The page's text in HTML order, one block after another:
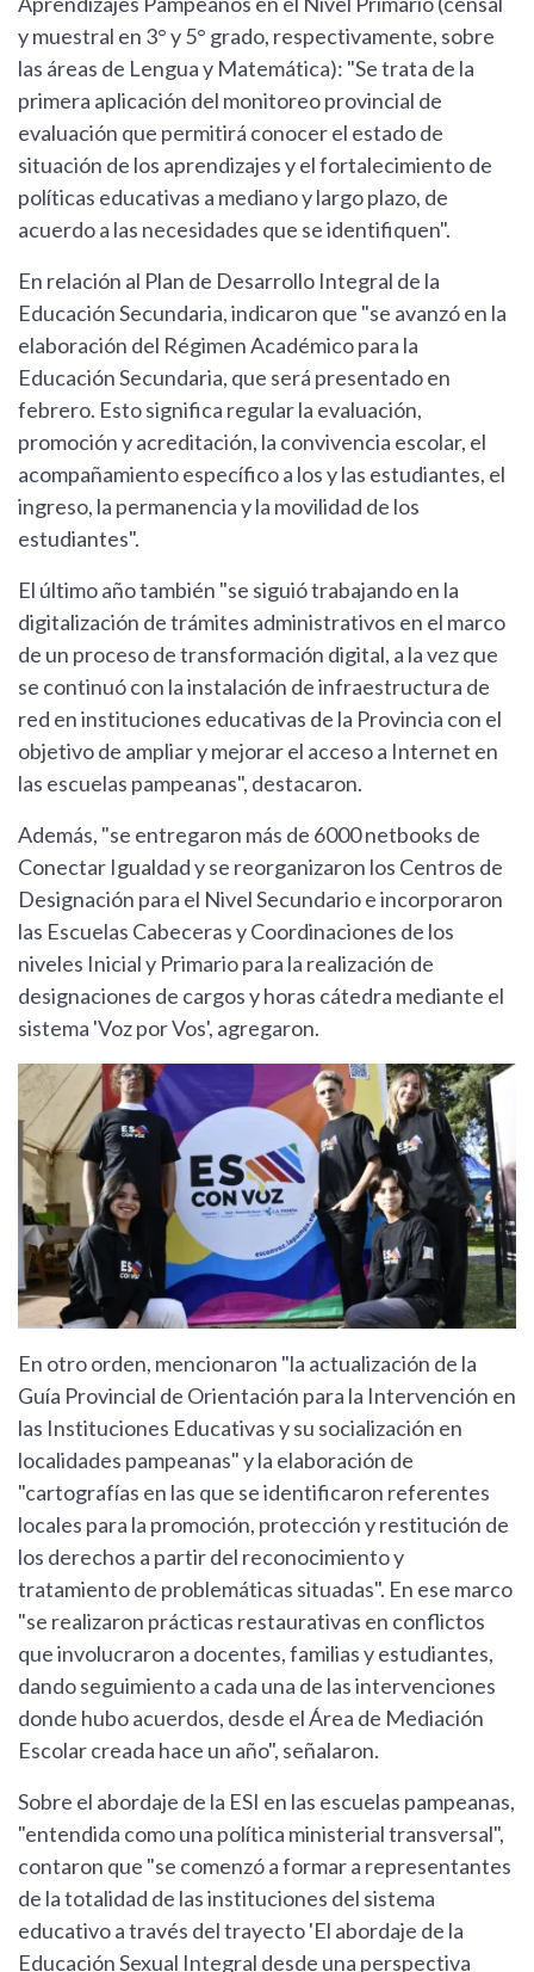
y muestral en 3° y 5° grado, respectivamente, sobre
las áreas de Lengua y Matemática): "Se trata de la
primera aplicación del monitoreo provincial de
evaluación que permitirá conocer el estado de
situación de los aprendizajes y el fortalecimiento de
políticas educativas a mediano y largo plazo, de
acuerdo a las necesidades que se identifiquen".
En relación al Plan de Desarrollo Integral de la
Educación Secundaria, indicaron que "se avanzó en la
elaboración del Régimen Académico para la
Educación Secundaria, que será presentado en
febrero. Esto significa regular la evaluación,
promoción y acreditación, la convivencia escolar, el
acompañamiento específico a los y las estudiantes, el
ingreso, la permanencia y la movilidad de los
estudiantes".
El último año también "se siguió trabajando en la
digitalización de trámites administrativos en el marco
de un proceso de transformación digital, a la vez que
se continuó con la instalación de infraestructura de
red en instituciones educativas de la Provincia con el
objetivo de ampliar y mejorar el acceso a Internet en
las escuelas pampeanas", destacaron.
Además, "se entregaron más de 6000 netbooks de
Conectar Igualdad y se reorganizaron los Centros de
Designación para el Nivel Secundario e incorporaron
las Escuelas Cabeceras y Coordinaciones de los
niveles Inicial y Primario para la realización de
designaciones de cargos y horas cátedra mediante el
sistema 'Voz por Vos', agregaron.
En otro orden, mencionaron "la actualización de la
Guía Provincial de Orientación para la Intervención en
las Instituciones Educativas y su socialización en
localidades pampeanas" y la elaboración de
"cartografías en las que se identificaron referentes
locales para la promoción, protección y restitución de
los derechos a partir del reconocimiento y
tratamiento de problemáticas situadas". En ese marco
"se realizaron prácticas restaurativas en conflictos
que involucraron a docentes, familias y estudiantes,
dando seguimiento a cada una de las intervenciones
donde hubo acuerdos, desde el Área de Mediación
Escolar creada hace un año", señalaron.
Sobre el abordaje de la ESI en las escuelas pampeanas,
"entendida como una política ministerial transversal",
contaron que "se comenzó a formar a representantes
de la totalidad de las instituciones del sistema
educativo a través del trayecto 'El abordaje de la
Educación Sexual Integral desde una perspectiva